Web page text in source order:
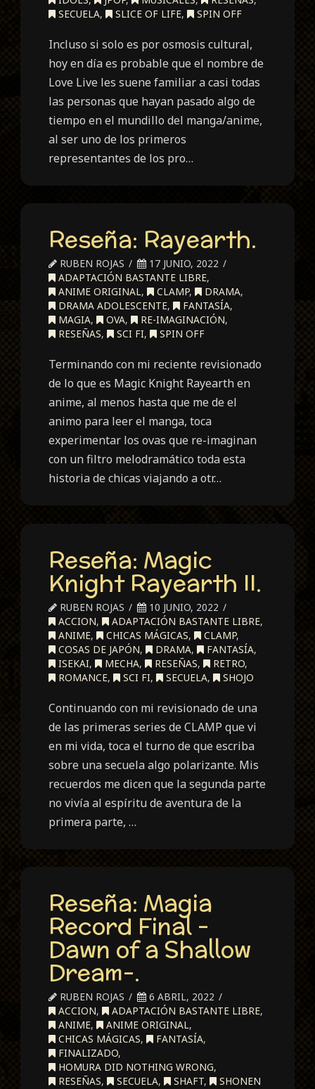
SECUELA, SLICE OF LIFE, SPIN OFF
Incluso si solo es por osmosis cultural,
hoy en día es probable que el nombre de
Love Live les suene familiar a casi todas
las personas que hayan pasado algo de
tiempo en el mundillo del manga/anime,
al ser uno de los primeros
representantes de los pro…
Reseña: Rayearth.
RUBEN ROJAS
17 JUNIO, 2022
ADAPTACIÓN BASTANTE LIBRE,
ANIME ORIGINAL, CLAMP, DRAMA,
DRAMA ADOLESCENTE, FANTASÍA,
MAGIA, OVA, RE-IMAGINACIÓN,
RESEÑAS, SCI FI, SPIN OFF
Terminando con mi reciente revisionado
de lo que es Magic Knight Rayearth en
anime, al menos hasta que me de el
animo para leer el manga, toca
experimentar los ovas que re-imaginan
con un filtro melodramático toda esta
historia de chicas viajando a otr…
Reseña: Magic
Knight Rayearth II.
RUBEN ROJAS
10 JUNIO, 2022
ACCION, ADAPTACIÓN BASTANTE LIBRE,
ANIME, CHICAS MÁGICAS, CLAMP,
COSAS DE JAPÓN, DRAMA, FANTASÍA,
ISEKAI, MECHA, RESEÑAS, RETRO,
ROMANCE, SCI FI, SECUELA, SHOJO
Continuando con mi revisionado de una
de las primeras series de CLAMP que vi
en mi vida, toca el turno de que escriba
sobre una secuela algo polarizante. Mis
recuerdos me dicen que la segunda parte
no vivía al espíritu de aventura de la
primera parte, …
Reseña: Magia
Record Final -
Dawn of a Shallow
Dream-.
RUBEN ROJAS
6 ABRIL, 2022
ACCION, ADAPTACIÓN BASTANTE LIBRE,
ANIME, ANIME ORIGINAL,
CHICAS MÁGICAS, FANTASÍA,
FINALIZADO,
HOMURA DID NOTHING WRONG,
RESEÑAS, SECUELA, SHAFT, SHONEN